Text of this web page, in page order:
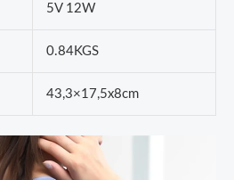
5V 12W
0.84KGS
43,3×17,5x8cm